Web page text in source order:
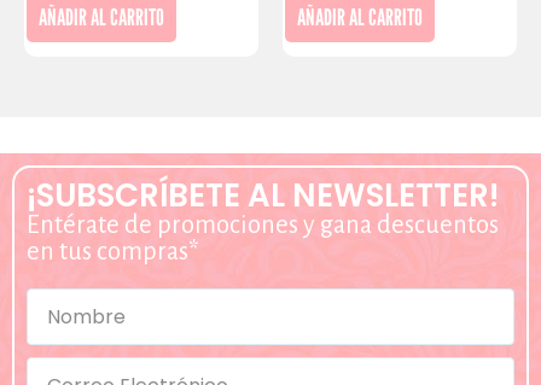
AÑADIR AL CARRITO AÑADIR AL CARRITO
¡SUBSCRÍBETE AL NEWSLETTER!
Entérate de promociones y gana descuentos
en tus compras*